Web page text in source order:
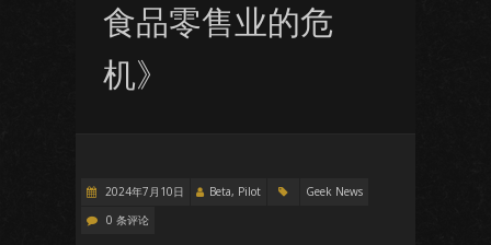
食品零售业的危
机》
2024年7月10日 Beta, Pilot
Geek News
0 条评论